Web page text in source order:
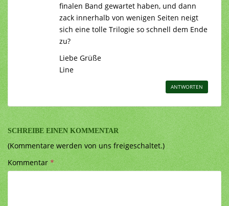
finalen Band gewartet haben, und dann
zack innerhalb von wenigen Seiten neigt
sich eine tolle Trilogie so schnell dem Ende
zu?
Liebe Grüße
Line
ANTWORTEN
SCHREIBE EINEN KOMMENTAR
(Kommentare werden von uns freigeschaltet.)
Kommentar*